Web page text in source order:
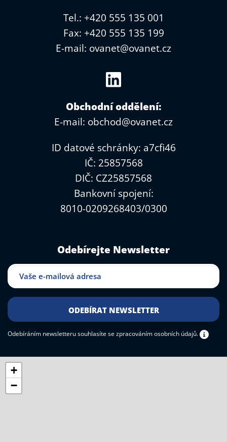
Tel.: +420 555 135 001
Fax: +420 555 135 199
E-mail: ovanet@ovanet.cz
Obchodní oddělení:
E-mail: obchod@ovanet.cz
ID datové schránky: a7cfi46
IČ: 25857568
DIČ: CZ25857568
Bankovní spojení:
8010-0209268403/0300
Odebírejte Newsletter
Odebíráním newsletteru souhlasíte se zpracováním osobních údajů.
+
−